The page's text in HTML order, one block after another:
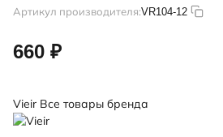
Артикул производителя:VR104-12
660 ₽
Vieir Все товары бренда